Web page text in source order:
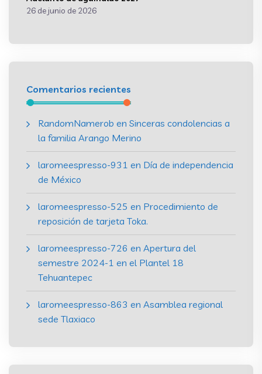
26 de junio de 2026
Comentarios recientes
RandomNamerob en Sinceras condolencias a
la familia Arango Merino
laromeespresso-931 en Día de independencia
de México
laromeespresso-525 en Procedimiento de
reposición de tarjeta Toka.
laromeespresso-726 en Apertura del
semestre 2024-1 en el Plantel 18
Tehuantepec
laromeespresso-863 en Asamblea regional
sede Tlaxiaco